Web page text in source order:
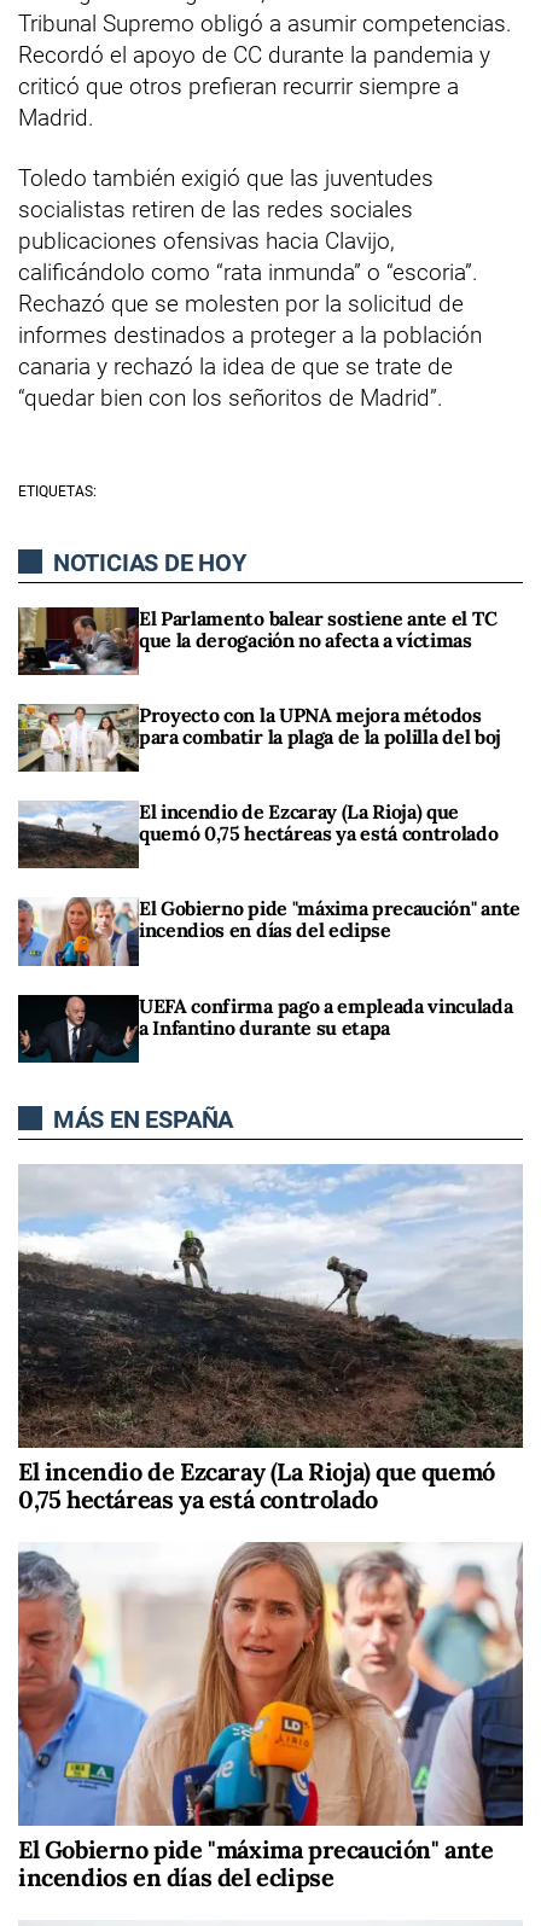
Tribunal Supremo obligó a asumir competencias.
Recordó el apoyo de CC durante la pandemia y
criticó que otros prefieran recurrir siempre a
Madrid.
Toledo también exigió que las juventudes
socialistas retiren de las redes sociales
publicaciones ofensivas hacia Clavijo,
calificándolo como “rata inmunda” o “escoria”.
Rechazó que se molesten por la solicitud de
informes destinados a proteger a la población
canaria y rechazó la idea de que se trate de
“quedar bien con los señoritos de Madrid”.
ETIQUETAS:
NOTICIAS DE HOY
El Parlamento balear sostiene ante el TC
que la derogación no afecta a víctimas
Proyecto con la UPNA mejora métodos
para combatir la plaga de la polilla del boj
El incendio de Ezcaray (La Rioja) que
quemó 0,75 hectáreas ya está controlado
El Gobierno pide "máxima precaución" ante
incendios en días del eclipse
UEFA confirma pago a empleada vinculada
a Infantino durante su etapa
MÁS EN ESPAÑA
El incendio de Ezcaray (La Rioja) que quemó
0,75 hectáreas ya está controlado
El Gobierno pide "máxima precaución" ante
incendios en días del eclipse